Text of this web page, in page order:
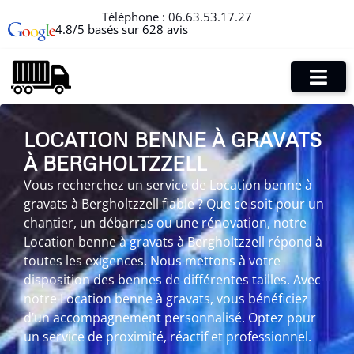
Téléphone : 06.63.53.17.27
4.8/5 basés sur 628 avis
LOCATION BENNE À GRAVATS
À BERGHOLTZZELL
Vous recherchez un service de Location benne à
gravats à Bergholtzzell fiable ? Que ce soit pour un
chantier, un débarras ou une rénovation, notre
Location benne à gravats à Bergholtzzell répond à
toutes les exigences. Nous mettons à votre
disposition des bennes de différentes tailles. Avec
notre Location benne à gravats, vous bénéficiez
d’un accompagnement personnalisé. Optez pour
un service de proximité, réactif et professionnel.